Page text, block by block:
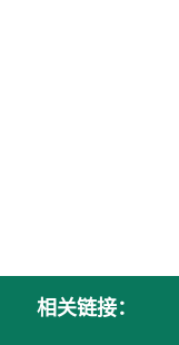
相关链接：